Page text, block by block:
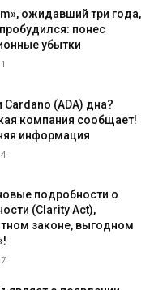
ожидавший три года,
понес
убытки
Cardano (ADA) дна?
компания сообщает!
информация
подробности о
(Clarity Act),
законе, выгодном